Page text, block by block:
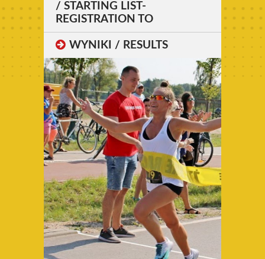
Wyniki
Archiwum 2025
Archiwum 2024
Archiwum 2023
Archiwum 2022
Archiwum 2021
Archiwum 2020
Archiwum 2019
Fotogaleria
Polecamy
/ STARTING LIST-
REGISTRATION TO
WYNIKI / RESULTS